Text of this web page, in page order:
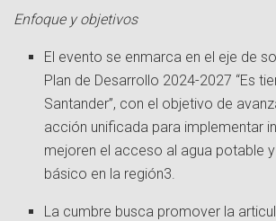
Enfoque y objetivos
El evento se enmarca en el eje de
Plan de Desarrollo 2024-2027 “Es
Santander”, con el objetivo de
acción unificada para implementar
mejoren el acceso al agua potable
básico en la región3
La cumbre busca promover la